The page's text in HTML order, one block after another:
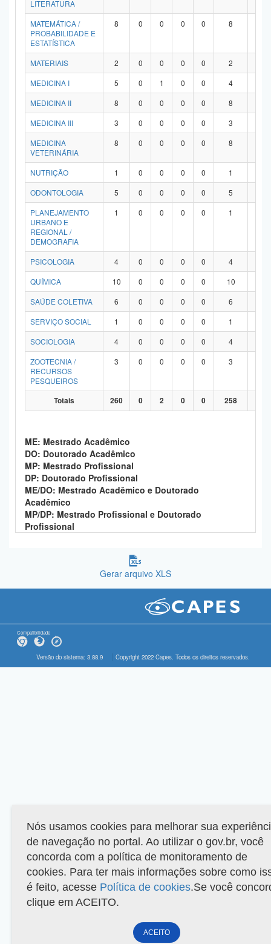
LITERATURA
MATEMÁTICA /
PROBABILIDADE E
ESTATÍSTICA
8 0 0 0 0 8
MATERIAIS 2 0 0 0 0 2
MEDICINA I
5 0 1 0 0 4
MEDICINA II
8 0 0 0 0 8
MEDICINA III
3 0 0 0 0 3
MEDICINA
VETERINÁRIA
8 0 0 0 0 8
NUTRIÇÃO 1 0 0 0 0 1
ODONTOLOGIA
5 0 0 0 0 5
PLANEJAMENTO
URBANO E
REGIONAL /
DEMOGRAFIA
1 0 0 0 0 1
PSICOLOGIA 4 0 0 0 0 4
QUÍMICA
10 0 0 0 0 10
SAÚDE COLETIVA
6 0 0 0 0 6
SERVIÇO SOCIAL
1 0 0 0 0 1
SOCIOLOGIA
4 0 0 0 0 4
ZOOTECNIA /
RECURSOS
PESQUEIROS
3 0 0 0 0 3
Totais 260 0 2 0 0 258
ME: Mestrado Acadêmico
DO: Doutorado Acadêmico
MP: Mestrado Profissional
DP: Doutorado Profissional
ME/DO: Mestrado Acadêmico e Doutorado
Acadêmico
MP/DP: Mestrado Profissional e Doutorado
Profissional
Gerar arquivo XLS
Compatibilidade
Versão do sistema: 3.88.9 Copyright 2022 Capes. Todos os direitos reservados.
Nós usamos cookies para melhorar sua
de navegação no portal. Ao utilizar o gov.br, você
concorda com a política de monitoramento de
cookies. Para ter mais informações sobre como
é feito, acesse Política de cookies.Se você
clique em ACEITO.
ACEITO